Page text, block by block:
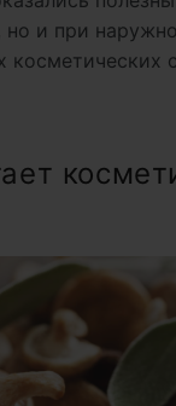
но и при
косметических